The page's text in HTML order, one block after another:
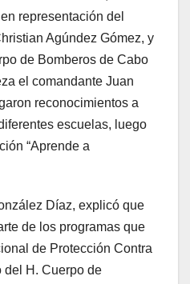
representación del
Agúndez Gómez, y
de Bomberos de Cabo
el comandante Juan
reconocimientos a
escuelas, luego
“Aprende a
Díaz, explicó que
de los programas que
de Protección Contra
del H. Cuerpo de